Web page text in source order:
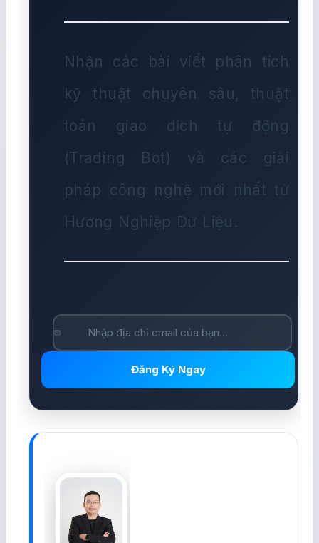
Nhận các bài viết phân tích
kỹ thuật chuyên sâu, thuật
toán giao dịch tự động
(Trading Bot) và các giải
pháp công nghệ mới nhất từ
Hướng Nghiệp Dữ Liệu.
Đăng Ký Ngay